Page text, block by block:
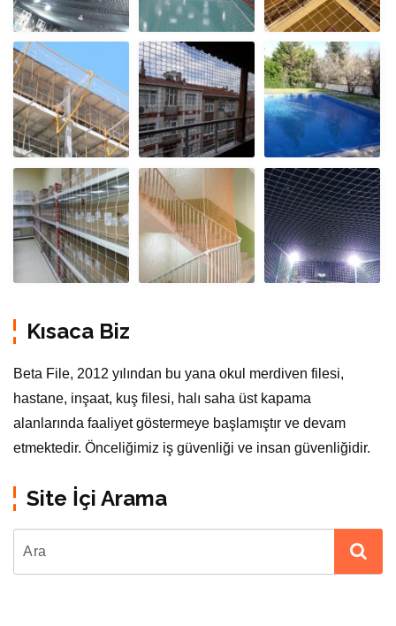
Kısaca Biz
Beta File, 2012 yılından bu yana okul merdiven filesi,
hastane, inşaat, kuş filesi, halı saha üst kapama
alanlarında faaliyet göstermeye başlamıştır ve devam
etmektedir. Önceliğimiz iş güvenliği ve insan güvenliğidir.
Site İçi Arama